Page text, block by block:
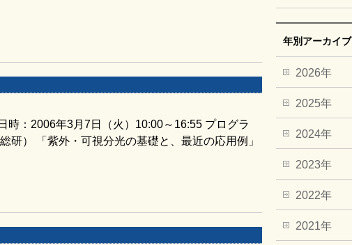
時：2006年3月7日（火）10:00～16:55 プログラ
研） 「紫外・可視分光の基礎と、最近の応用例」
年別アーカイブ
2026年
2025年
2024年
2023年
2022年
2021年